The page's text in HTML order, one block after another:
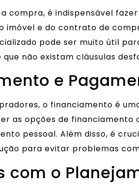
compra, é indispensável
imóvel e do contrato de
pode ser muito útil
não existam cláusulas
e
o financiamento é
as opções de financiamento
pessoal. Além disso, é
para evitar problemas
com o